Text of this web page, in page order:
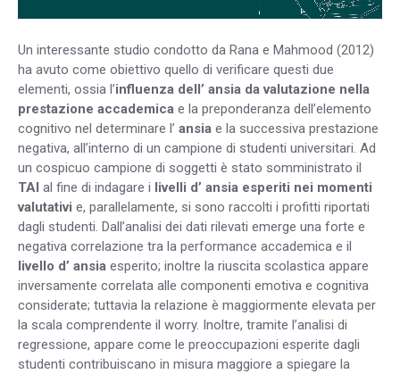
Un interessante studio condotto da Rana e Mahmood (2012)
ha avuto come obiettivo quello di verificare questi due
elementi, ossia l’influenza dell’ ansia da valutazione nella
prestazione accademica e la preponderanza dell’elemento
cognitivo nel determinare l’ ansia e la successiva prestazione
negativa, all’interno di un campione di studenti universitari. Ad
un cospicuo campione di soggetti è stato somministrato il
TAI al fine di indagare i livelli d’ ansia esperiti nei momenti
valutativi e, parallelamente, si sono raccolti i profitti riportati
dagli studenti. Dall’analisi dei dati rilevati emerge una forte e
negativa correlazione tra la performance accademica e il
livello d’ ansia esperito; inoltre la riuscita scolastica appare
inversamente correlata alle componenti emotiva e cognitiva
considerate; tuttavia la relazione è maggiormente elevata per
la scala comprendente il worry. Inoltre, tramite l’analisi di
regressione, appare come le preoccupazioni esperite dagli
studenti contribuiscano in misura maggiore a spiegare la